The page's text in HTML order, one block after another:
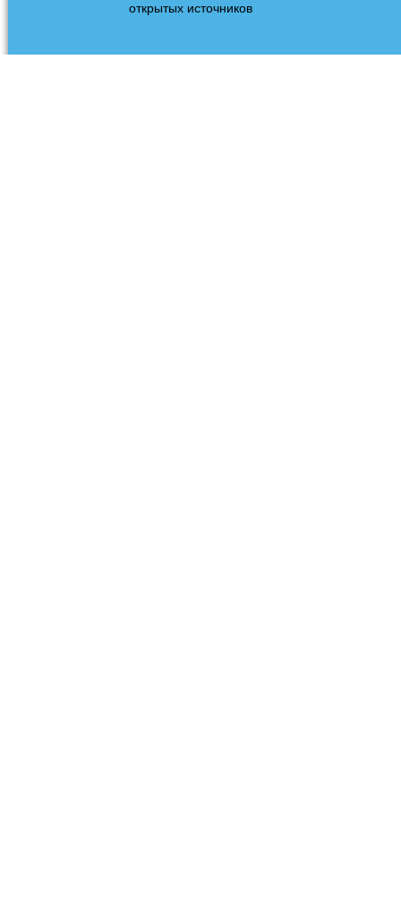
открытых источников